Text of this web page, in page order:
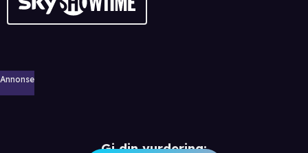
Annonse
Gi din vurdering: